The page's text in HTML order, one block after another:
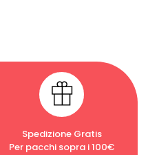
Spedizione Gratis
Per pacchi sopra i 100€